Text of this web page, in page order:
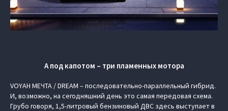
А под капотом – три пламенных мотора
VOYAH МЕЧТА / DREAM – последовательно-параллельный гибрид.
И, возможно, на сегодняшний день это самая передовая схема.
Грубо говоря, 1,5-литровый бензиновый ДВС здесь выступает в